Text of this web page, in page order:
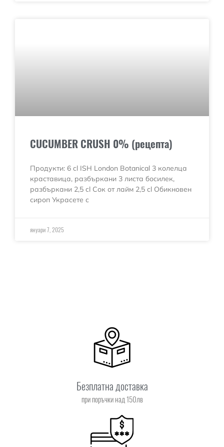
CUCUMBER CRUSH 0% (рецепта)
Продукти: 6 cl ISH London Botanical 3 колелца
краставица, разбъркани 3 листа босилек,
разбъркани 2,5 cl Сок от лайм 2,5 cl Обикновен
сироп Украсете с
януари 7, 2025
Безплатна доставка
при поръчки над 150лв